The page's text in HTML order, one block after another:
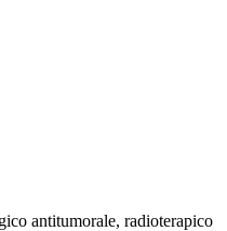
antitumorale, radioterapico